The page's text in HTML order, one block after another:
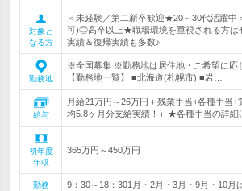
対象と
なる方
＜未経験／第二新卒歓迎★20～30代活躍中
可)◎高卒以上★職場環境を重視される方
実績＆復帰実績も多数♪
勤務地
※全国募集 ※勤務地は居住地・ご希望に応
【勤務地一覧】 ■北海道(札幌市) ■岩…
給与
月給21万円～26万円＋残業手当+各種手当
均5.8ヶ月分支給実績！）★各種手当の詳細
初年度
年収
365万円～450万円
勤務
9：30～18：301月・2月・3月・9月・10月